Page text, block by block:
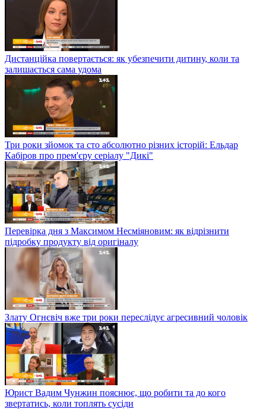
Дистанційка повертається: як убезпечити дитину, коли та
залишається сама удома
Три роки зйомок та сто абсолютно різних історій: Ельдар
Кабіров про прем'єру серіалу "Дикі"
Перевірка дня з Максимом Несміяновим: як відрізнити
підробку продукту від оригіналу
Злату Огнєвіч вже три роки переслідує агресивний чоловік
Юрист Вадим Чунжин пояснює, що робити та до кого
звертатись, коли топлять сусіди